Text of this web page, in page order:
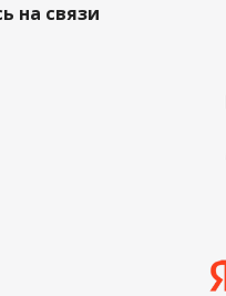
на связи